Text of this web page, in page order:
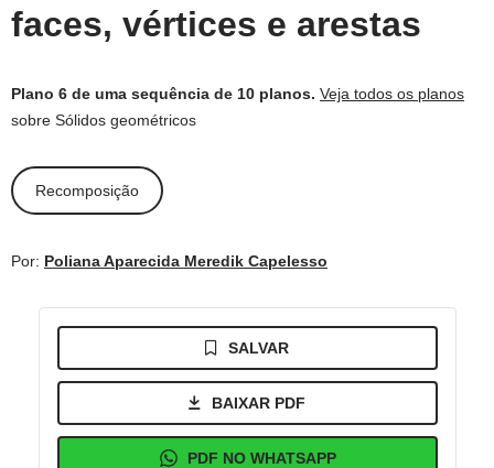
faces, vértices e arestas
Plano 6 de uma sequência de 10 planos. Veja todos os planos
sobre Sólidos geométricos
Recomposição
Por: Poliana Aparecida Meredik Capelesso
SALVAR
BAIXAR PDF
PDF NO WHATSAPP